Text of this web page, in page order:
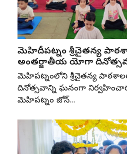
మెహిదీపట్నం శ్రీచైతన్య
అంతర్జాతీయ యోగా
మెహిదీపట్నంలోని శ్రీచైతన్య
దినోత్సవాన్ని ఘనంగా
మెహిదీపట్నం జోన్‌…